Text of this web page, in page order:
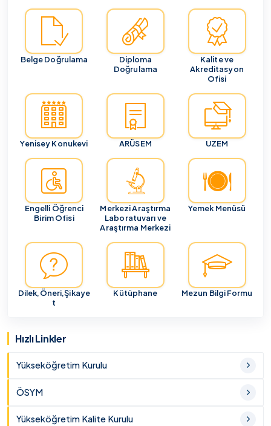
Belge Doğrulama
Diploma
Doğrulama
Kalite ve
Akreditasyon
Ofisi
Yenisey Konukevi ARÜSEM UZEM
Engelli Öğrenci
Birim Ofisi
Merkezi Araştırma
Laboratuvarı ve
Araştırma Merkezi
Yemek Menüsü
Dilek,Öneri,Şikaye
t
Kütüphane Mezun Bilgi Formu
Hızlı Linkler
Yükseköğretim Kurulu
ÖSYM
Yükseköğretim Kalite Kurulu